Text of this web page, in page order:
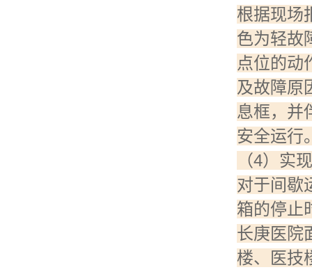
根据现场
色为轻故
点位的动
及故障原
息框，并
安全运行
（4）实
对于间歇
箱的停止
长庚医院
楼、医技